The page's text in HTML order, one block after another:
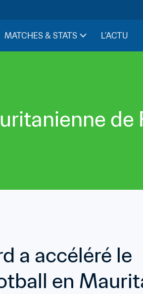
MATCHES & STATS L'ACTU
de
a accéléré le
en